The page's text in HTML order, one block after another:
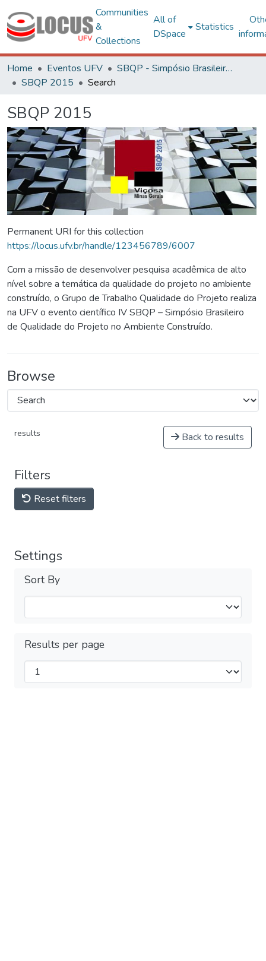
Communities
&
Collections
All of
DSpace
Statistics
Home Eventos UFV
SBQP - Simpósio Brasileiro de Qualidade do Projeto no Ambiente Construído
SBQP 2015
Search
SBQP 2015
Permanent URI for this collection
https://locus.ufv.br/handle/123456789/6007
Com a missão de desenvolver pesquisa acadêmica de alto
nível sobre a temática da qualidade do projeto no ambiente
construído, o Grupo de Trabalho Qualidade do Projeto realiza
na UFV o evento científico IV SBQP – Simpósio Brasileiro
de Qualidade do Projeto no Ambiente Construído.
Browse
results Back to results
Filters
Reset filters
Settings
Sort By
Results per page